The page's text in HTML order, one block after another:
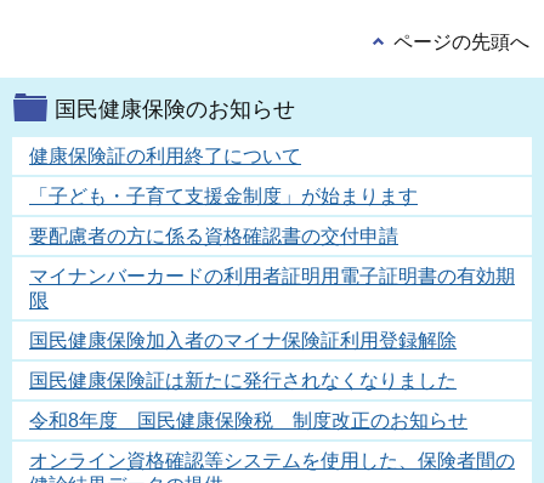
ページの先頭へ
国民健康保険のお知らせ
健康保険証の利用終了について
「子ども・子育て支援金制度」が始まります
要配慮者の方に係る資格確認書の交付申請
マイナンバーカードの利用者証明用電子証明書の有効期
限
国民健康保険加入者のマイナ保険証利用登録解除
国民健康保険証は新たに発行されなくなりました
令和8年度 国民健康保険税 制度改正のお知らせ
オンライン資格確認等システムを使用した、保険者間の